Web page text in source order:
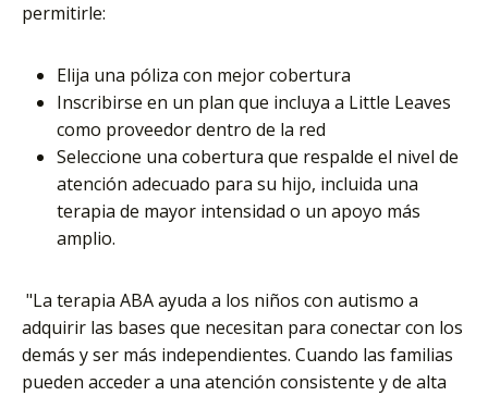
permitirle:
Elija una póliza con mejor cobertura
Inscribirse en un plan que incluya a Little Leaves
como proveedor dentro de la red
Seleccione una cobertura que respalde el nivel de
atención adecuado para su hijo, incluida una
terapia de mayor intensidad o un apoyo más
amplio.
"La terapia ABA ayuda a los niños con autismo a
adquirir las bases que necesitan para conectar con los
demás y ser más independientes. Cuando las familias
pueden acceder a una atención consistente y de alta